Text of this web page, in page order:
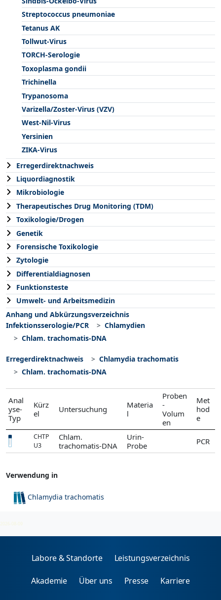
Streptococcus pneumoniae
Tetanus AK
Tollwut-Virus
TORCH-Serologie
Toxoplasma gondii
Trichinella
Trypanosoma
Varizella/Zoster-Virus (VZV)
West-Nil-Virus
Yersinien
ZIKA-Virus
Erregerdirektnachweis
Liquordiagnostik
Mikrobiologie
Therapeutisches Drug Monitoring (TDM)
Toxikologie/Drogen
Genetik
Forensische Toxikologie
Zytologie
Differentialdiagnosen
Funktionsteste
Umwelt- und Arbeitsmedizin
Anhang und Abkürzungsverzeichnis
Infektionsserologie/PCR
Chlamydien
Chlam. trachomatis-DNA
Erregerdirektnachweis
Chlamydia trachomatis
Chlam. trachomatis-DNA
Anal
yse-
Typ
Kürz
el
Untersuchung
Materia
l
Proben
-
Volum
en
Met
hod
e
CHTP
U3
Chlam.
trachomatis-DNA
Urin-
Probe
PCR
Verwendung in
Chlamydia trachomatis
2026-08-09
Labore & Standorte Leistungsverzeichnis
Akademie Über uns Presse Karriere